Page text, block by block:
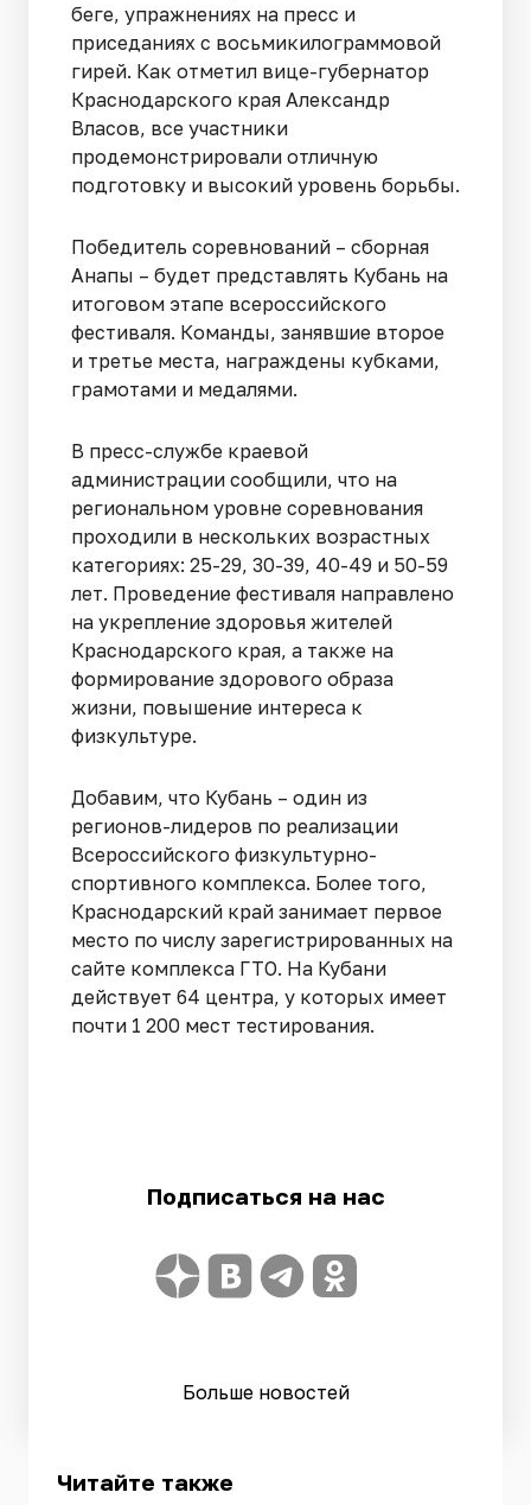
беге, упражнениях на пресс и
приседаниях с восьмикилограммовой
гирей. Как отметил вице-губернатор
Краснодарского края Александр
Власов, все участники
продемонстрировали отличную
подготовку и высокий уровень борьбы.
Победитель соревнований – сборная
Анапы – будет представлять Кубань на
итоговом этапе всероссийского
фестиваля. Команды, занявшие второе
и третье места, награждены кубками,
грамотами и медалями.
В пресс-службе краевой
администрации сообщили, что на
региональном уровне соревнования
проходили в нескольких возрастных
категориях: 25-29, 30-39, 40-49 и 50-59
лет. Проведение фестиваля направлено
на укрепление здоровья жителей
Краснодарского края, а также на
формирование здорового образа
жизни, повышение интереса к
физкультуре.
Добавим, что Кубань – один из
регионов-лидеров по реализации
Всероссийского физкультурно-
спортивного комплекса. Более того,
Краснодарский край занимает первое
место по числу зарегистрированных на
сайте комплекса ГТО. На Кубани
действует 64 центра, у которых имеет
почти 1 200 мест тестирования.
Подписаться на нас
Больше новостей
Читайте также